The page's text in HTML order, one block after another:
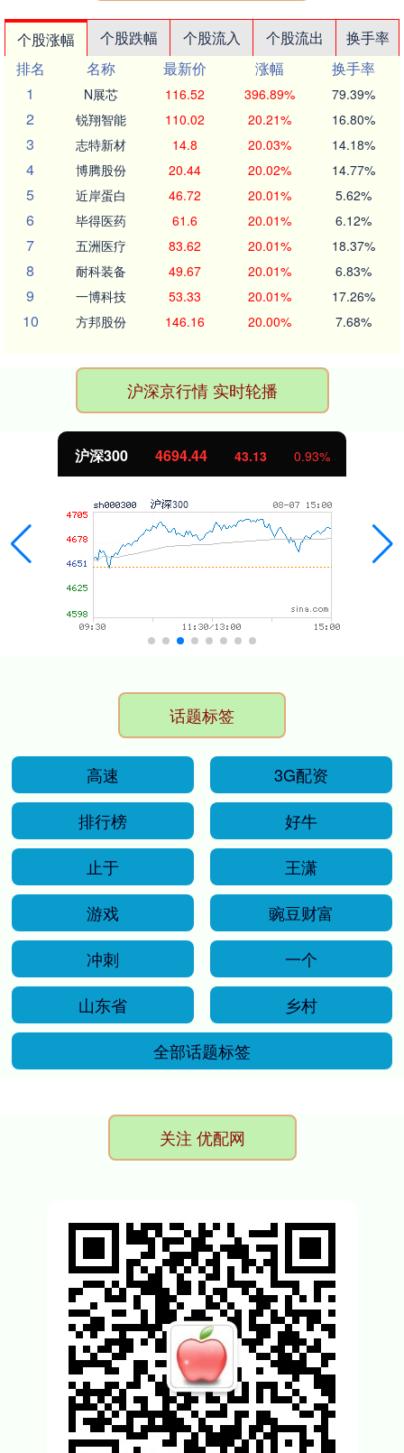
个股涨幅 个股跌幅 个股流入 个股流出
换手率
排名
名称 最新价 涨幅
换手率
1
N展芯 116.52 396.89% 79.39%
2 锐翔智能 110.02 20.21% 16.80%
3 志特新材 14.8 20.03% 14.18%
4 博腾股份 20.44 20.02% 14.77%
5 近岸蛋白 46.72 20.01% 5.62%
6 毕得医药 61.6 20.01% 6.12%
7 五洲医疗 83.62 20.01% 18.37%
8 耐科装备 49.67 20.01% 6.83%
9 一博科技 53.33 20.01% 17.26%
10 方邦股份 146.16 20.00% 7.68%
沪深京行情 实时轮播
沪深300 4694.44 43.13 0.93%
话题标签
高速
3G配资
排行榜
好牛
止于
王潇
游戏
豌豆财富
冲刺
一个
山东省
乡村
全部话题标签
关注 优配网